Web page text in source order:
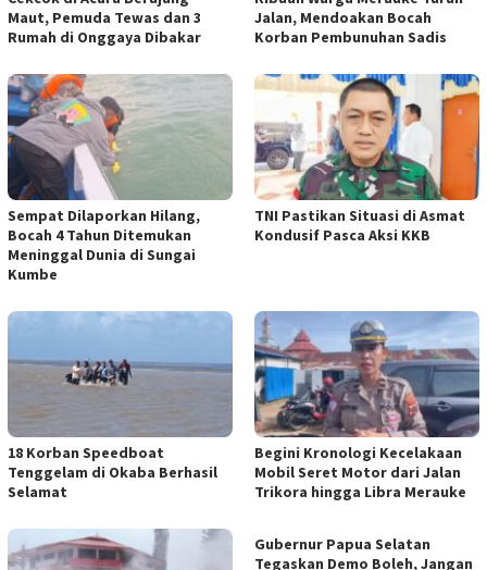
Maut, Pemuda Tewas dan 3
Rumah di Onggaya Dibakar
Jalan, Mendoakan Bocah
Korban Pembunuhan Sadis
Sempat Dilaporkan Hilang,
Bocah 4 Tahun Ditemukan
Meninggal Dunia di Sungai
Kumbe
TNI Pastikan Situasi di Asmat
Kondusif Pasca Aksi KKB
18 Korban Speedboat
Tenggelam di Okaba Berhasil
Selamat
Begini Kronologi Kecelakaan
Mobil Seret Motor dari Jalan
Trikora hingga Libra Merauke
Gubernur Papua Selatan
Tegaskan Demo Boleh, Jangan